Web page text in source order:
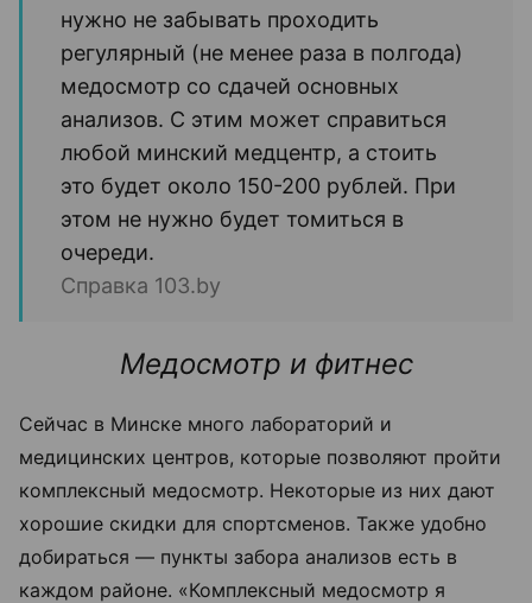
нужно не забывать проходить
регулярный (не менее раза в полгода)
медосмотр со сдачей основных
анализов. С этим может справиться
любой минский медцентр, а стоить
это будет около 150-200 рублей. При
этом не нужно будет томиться в
очереди.
Справка 103.by
Медосмотр и фитнес
Сейчас в Минске много лабораторий и
медицинских центров, которые позволяют пройти
комплексный медосмотр. Некоторые из них дают
хорошие скидки для спортсменов. Также удобно
добираться — пункты забора анализов есть в
каждом районе. «Комплексный медосмотр я